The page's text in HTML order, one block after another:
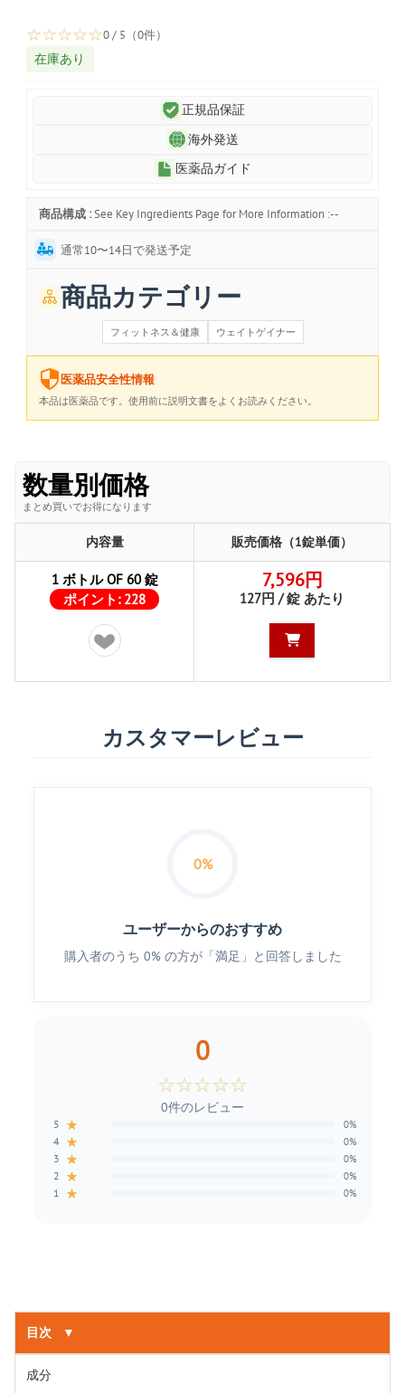
☆☆☆☆☆0 / 5（0件）
在庫あり
正規品保証
海外発送
医薬品ガイド
商品構成 : See Key Ingredients Page for More Information :--
通常10〜14日で発送予定
商品カテゴリー
フィットネス＆健康 ウェイトゲイナー
医薬品安全性情報
本品は医薬品です。使用前に説明文書をよくお読みください。
数量別価格
まとめ買いでお得になります
内容量 販売価格（1錠単価）
1 ボトル OF 60 錠
ポイント: 228
7,596円
127円 / 錠 あたり
カスタマーレビュー
0%
ユーザーからのおすすめ
購入者のうち 0% の方が「満足」と回答しました
0
☆☆☆☆☆
0件のレビュー
5 ★ 0%
4 ★ 0%
3 ★ 0%
2 ★ 0%
1 ★ 0%
目次 ▼
成分